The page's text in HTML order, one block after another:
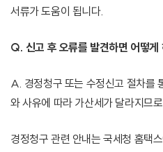
서류가 도움이 됩니다.
Q. 신고 후 오류를 발견하면 어떻게
A. 경정청구 또는 수정신고 절차를
와 사유에 따라 가산세가 달라지므
경정청구 관련 안내는 국세청 홈택